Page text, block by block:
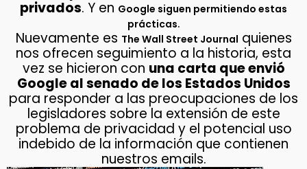
privados. Y en Google siguen permitiendo estas
prácticas.
Nuevamente es The Wall Street Journal quienes
nos ofrecen seguimiento a la historia, esta
vez se hicieron con una carta que envió
Google al senado de los Estados Unidos
para responder a las preocupaciones de los
legisladores sobre la extensión de este
problema de privacidad y el potencial uso
indebido de la información que contienen
nuestros emails.